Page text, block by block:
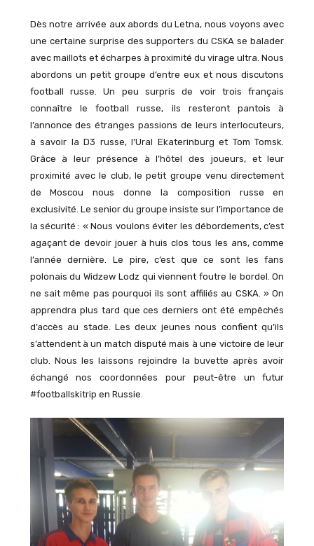
Dès notre arrivée aux abords du Letna, nous voyons avec
une certaine surprise des supporters du CSKA se balader
avec maillots et écharpes à proximité du virage ultra. Nous
abordons un petit groupe d’entre eux et nous discutons
football russe. Un peu surpris de voir trois français
connaître le football russe, ils resteront pantois à
l’annonce des étranges passions de leurs interlocuteurs,
à savoir la D3 russe, l’Ural Ekaterinburg et Tom Tomsk.
Grâce à leur présence à l’hôtel des joueurs, et leur
proximité avec le club, le petit groupe venu directement
de Moscou nous donne la composition russe en
exclusivité. Le senior du groupe insiste sur l’importance de
la sécurité : « Nous voulons éviter les débordements, c’est
agaçant de devoir jouer à huis clos tous les ans, comme
l’année dernière. Le pire, c’est que ce sont les fans
polonais du Widzew Lodz qui viennent foutre le bordel. On
ne sait même pas pourquoi ils sont affiliés au CSKA. » On
apprendra plus tard que ces derniers ont été empêchés
d’accès au stade. Les deux jeunes nous confient qu’ils
s’attendent à un match disputé mais à une victoire de leur
club. Nous les laissons rejoindre la buvette après avoir
échangé nos coordonnées pour peut-être un futur
#footballskitrip en Russie.